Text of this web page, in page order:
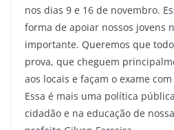
nos dias 9 e 16 de novembro.
forma de apoiar nossos jovens
importante. Queremos que
prova, que cheguem
aos locais e façam o exame
Essa é mais uma política
cidadão e na educação de